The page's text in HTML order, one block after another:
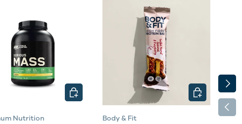
Nutrition
KIES MOGELIJKHEDEN
Body & Fit
KIES